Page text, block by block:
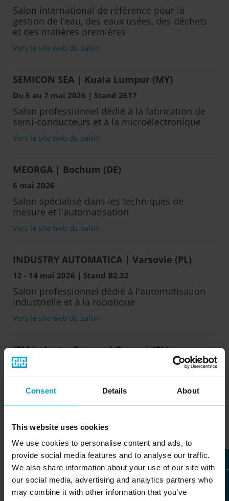
Consent Details About
This website uses cookies
We use cookies to personalise content and ads, to
provide social media features and to analyse our traffic.
We also share information about your use of our site with
our social media, advertising and analytics partners who
may combine it with other information that you’ve
Salon international de référence pour la
gestion de l'eau, des eaux usées, des déchets
et des matières premières
Vers le site web du salon
SEMICON SEA | Kuala Lumpur (MY)
Du 5 au 7 mai 2026 | Stand 2617
Salon professionnel dédié à la fabrication de
semi-conducteurs et à la microélectronique
Vers le site web du salon
MEORGA | Bochum (DE)
6 mai 2026
Salon spécialisé dans les techniques de
mesure et l'automatisation
Vers le site web du salon
INDUSTRY AUTOMATICA | Varsovie (PL)
12 - 14 mai 2026 | Stand B2.32
Salon professionnel dédié à l'automatisation
industrielle et à la robotique
Vers le site web du salon
ITM Industry Europe | Poznań (PL)
26 - 29 mai 2026
Salon professionnel dédié à l'automatisation
industrielle et à la robotique
Vers le site web du salon
INTERSCHUTZ | Hanovre
Du 1er au 6 juin 2026 | Hall 27 / Stand H43
Salon international dédié aux pompiers, aux
services de secours et à la protection civile
Vers le site web du salon